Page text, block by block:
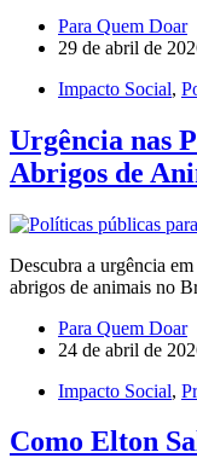
Para Quem Doar
29 de abril de
Impacto Social,
Urgência nas
Abrigos de
Descubra a urgência
abrigos de animais no
Para Quem Doar
24 de abril de
Impacto Social,
Como Elton